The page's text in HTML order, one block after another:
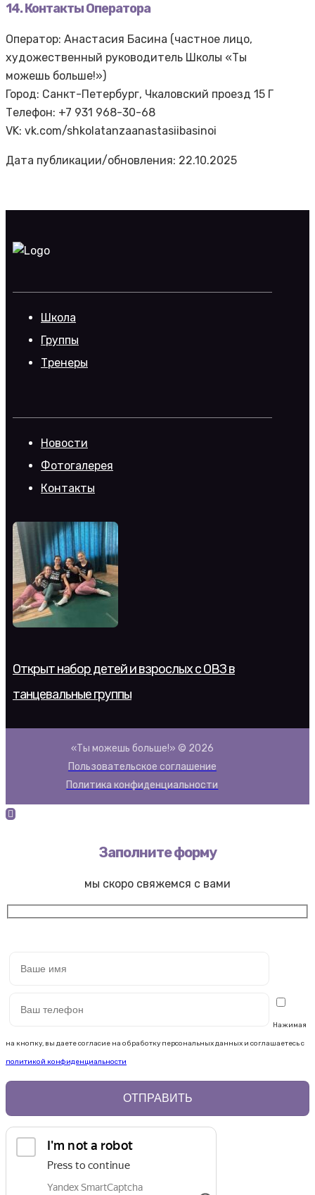
14. Контакты Оператора
Оператор: Анастасия Басина (частное лицо,
художественный руководитель Школы «Ты
можешь больше!»)
Город: Санкт-Петербург, Чкаловский проезд 15 Г
Телефон: +7 931 968-30-68
VK: vk.com/shkolatanzaanastasiibasinoi
Дата публикации/обновления: 22.10.2025
Школа
Группы
Тренеры
Новости
Фотогалерея
Контакты
Открыт набор детей и взрослых с ОВЗ в
танцевальные группы
«Ты можешь больше!» © 2026
Пользовательское соглашение
Политика конфиденциальности
Заполните форму
мы скоро свяжемся с вами
Нажимая
на кнопку, вы даете согласие на обработку персональных данных и соглашаетесь c
политикой конфиденциальности